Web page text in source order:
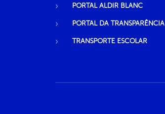
PORTAL ALDIR BLANC
PORTAL DA TRANSPARÊNCIA
TRANSPORTE ESCOLAR